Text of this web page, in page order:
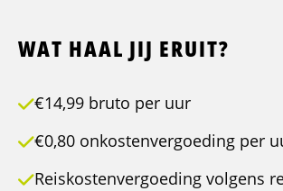
WAT HAAL JIJ ERUIT?
€14,99 bruto per uur
€0,80 onkostenvergoeding per
Reiskostenvergoeding volgens